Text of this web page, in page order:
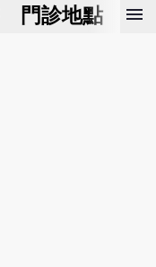
門診地點 預
menu